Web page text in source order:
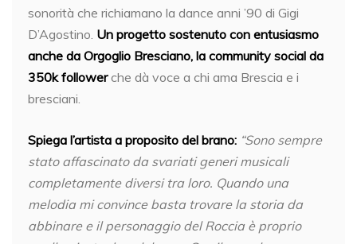
sonorità che richiamano la dance anni ’90 di Gigi
D’Agostino. Un progetto sostenuto con entusiasmo
anche da Orgoglio Bresciano, la community social da
350k followerche dà voce a chi ama Brescia e i
bresciani.
Spiega l’artista a proposito del brano: “Sono sempre
stato affascinato da svariati generi musicali
completamente diversi tra loro. Quando una
melodia mi convince basta trovare la storia da
abbinare e il personaggio del Roccia è proprio